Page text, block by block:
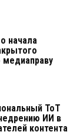
начала
ТоТ
ИИ в
контента